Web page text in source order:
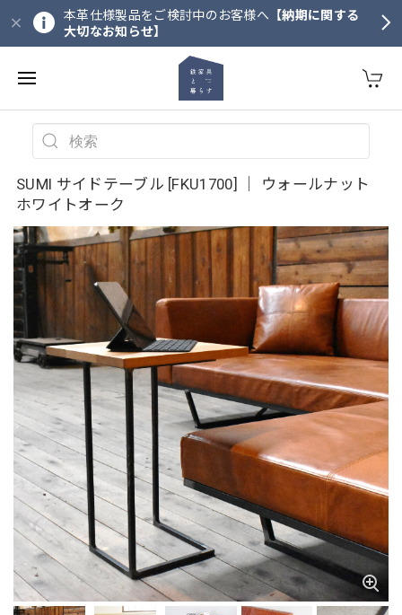
本革仕様製品をご検討中のお客様へ 【納期に関する
大切なお知らせ】
SUMI サイドテーブル [FKU1700] ｜ ウォールナット
ホワイトオーク